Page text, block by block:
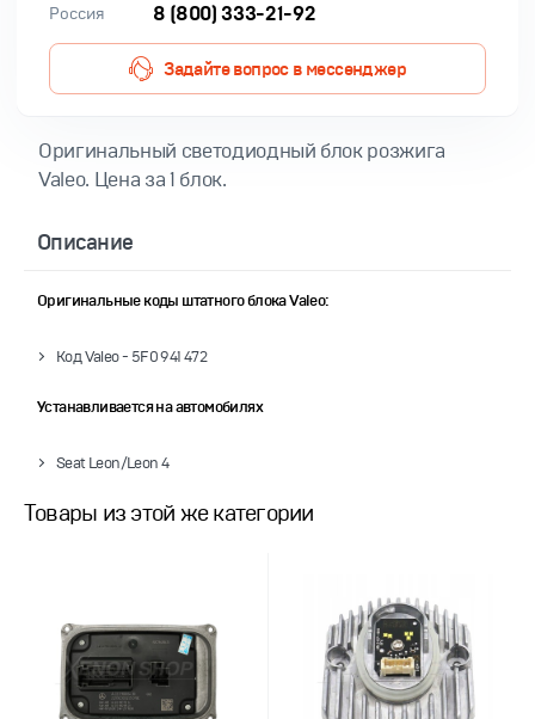
Россия 8 (800) 333-21-92
Задайте вопрос в мессенджер
Оригинальный светодиодный блок розжига
Valeo. Цена за 1 блок.
Описание
Оригинальные коды штатного блока Valeo:
Код Valeo - 5F0 941 472
Устанавливается на автомобилях
Seat Leon/Leon 4
Товары из этой же категории